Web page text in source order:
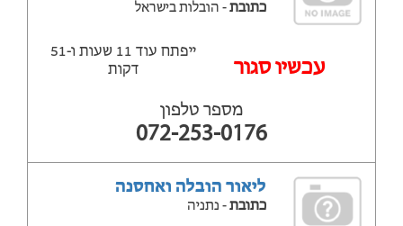
כתובת- הובלות בישראל
עכשיו סגור
ייפתח עוד 11 שעות ‫ו-51
דקות
מספר טלפון
072-253-0176
ליאור הובלה ואחסנה
כתובת- נתניה